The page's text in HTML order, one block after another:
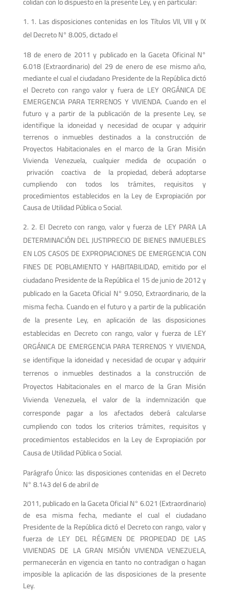
1. Las disposiciones contenidas en los Títulos VII, VIII y IX
del Decreto N° 8.005, dictado el
18 de enero de 2011 y publicado en la Gaceta Oficinal N°
6.018 (Extraordinario) del 29 de enero de ese mismo año,
mediante el cual el ciudadano Presidente de la República dictó
el Decreto con rango valor y fuera de LEY ORGÁNICA DE
EMERGENCIA PARA TERRENOS Y VIVIENDA. Cuando en el
futuro y a partir de la publicación de la presente Ley, se
identifique la idoneidad y necesidad de ocupar y adquirir
terrenos o inmuebles destinados a la construcción de
Proyectos Habitacionales en el marco de la Gran Misión
Vivienda Venezuela, cualquier medida de ocupación o
privación coactiva de la propiedad, deberá adoptarse
cumpliendo con todos los trámites, requisitos y
procedimientos establecidos en la Ley de Expropiación por
Causa de Utilidad Pública o Social.
2. El Decreto con rango, valor y fuerza de LEY PARA LA
DETERMINACIÓN DEL JUSTIPRECIO DE BIENES INMUEBLES
EN LOS CASOS DE EXPROPIACIONES DE EMERGENCIA CON
FINES DE POBLAMIENTO Y HABITABILIDAD, emitido por el
ciudadano Presidente de la República el 15 de junio de 2012 y
publicado en la Gaceta Oficial N° 9.050, Extraordinario, de la
misma fecha. Cuando en el futuro y a partir de la publicación
de la presente Ley, en aplicación de las disposiciones
establecidas en Decreto con rango, valor y fuerza de LEY
ORGÁNICA DE EMERGENCIA PARA TERRENOS Y VIVIENDA,
se identifique la idoneidad y necesidad de ocupar y adquirir
terrenos o inmuebles destinados a la construcción de
Proyectos Habitacionales en el marco de la Gran Misión
Vivienda Venezuela, el valor de la indemnización que
corresponde pagar a los afectados deberá calcularse
cumpliendo con todos los criterios trámites, requisitos y
procedimientos establecidos en la Ley de Expropiación por
Causa de Utilidad Pública o Social.
Parágrafo Único: las disposiciones contenidas en el Decreto
N° 8.143 del 6 de abril de
2011, publicado en la Gaceta Oficial N° 6.021 (Extraordinario)
de esa misma fecha, mediante el cual el ciudadano
Presidente de la República dictó el Decreto con rango, valor y
fuerza de LEY DEL RÉGIMEN DE PROPIEDAD DE LAS
VIVIENDAS DE LA GRAN MISIÓN VIVIENDA VENEZUELA,
permanecerán en vigencia en tanto no contradigan o hagan
imposible la aplicación de las disposiciones de la presente
Ley.